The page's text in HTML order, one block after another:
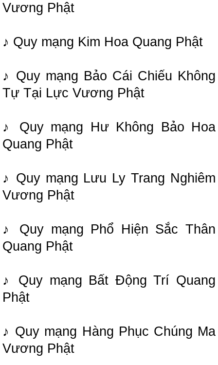
Vương Phật
♪ Quy mạng Kim Hoa Quang Phật
♪ Quy mạng Bảo Cái Chiếu Không
Tự Tại Lực Vương Phật
♪ Quy mạng Hư Không Bảo Hoa
Quang Phật
♪ Quy mạng Lưu Ly Trang Nghiêm
Vương Phật
♪ Quy mạng Phổ Hiện Sắc Thân
Quang Phật
♪ Quy mạng Bất Động Trí Quang
Phật
♪ Quy mạng Hàng Phục Chúng Ma
Vương Phật